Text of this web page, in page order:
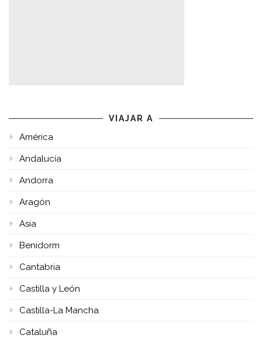
VIAJAR A
América
Andalucía
Andorra
Aragón
Asia
Benidorm
Cantabria
Castilla y León
Castilla-La Mancha
Cataluña